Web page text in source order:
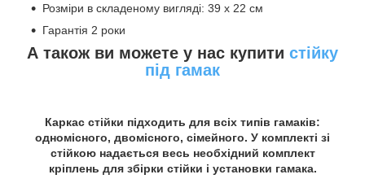
Розміри в складеному вигляді: 39 х 22 см
Гарантія 2 роки
А також ви можете у нас купити стійку
під гамак
Каркас стійки підходить для всіх типів гамаків:
одномісного, двомісного, сімейного. У комплекті зі
стійкою надається весь необхідний комплект
кріплень для збірки стійки і установки гамака.